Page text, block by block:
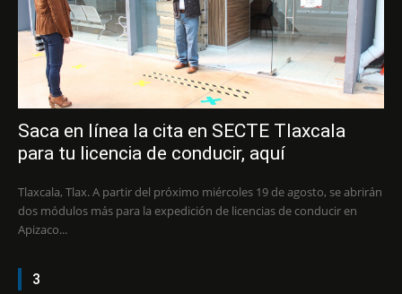
Saca en línea la cita en SECTE Tlaxcala
para tu licencia de conducir, aquí
Tlaxcala, Tlax. A partir del próximo miércoles 19 de agosto, se abrirán
dos módulos más para la expedición de licencias de conducir en
Apizaco...
3